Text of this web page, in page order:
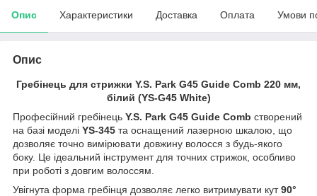
Опис Характеристики Доставка Оплата Умови
Опис
Гребінець для стрижки Y.S. Park G45 Guide Comb 220 мм,
білий (YS-G45 White)
Професійний гребінець Y.S. Park G45 Guide Comb створений
на базі моделі YS-345 та оснащений лазерною шкалою, що
дозволяє точно вимірювати довжину волосся з будь-якого
боку. Це ідеальний інструмент для точних стрижок, особливо
при роботі з довгим волоссям.
Увігнута форма гребінця дозволяє легко витримувати кут90°